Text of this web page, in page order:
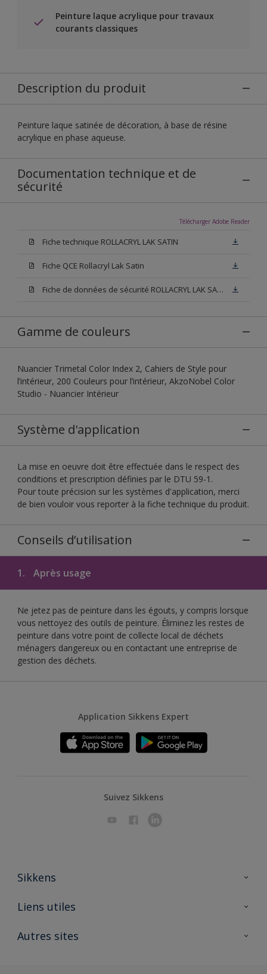
Peinture laque acrylique pour travaux
courants classiques
Description du produit
Peinture laque satinée de décoration, à base de résine
acrylique en phase aqueuse.
Documentation technique et de
sécurité
Télécharger Adobe Reader
Fiche technique ROLLACRYL LAK SATIN
Fiche QCE Rollacryl Lak Satin
Fiche de données de sécurité ROLLACRYL LAK SATIN
Gamme de couleurs
Nuancier Trimetal Color Index 2, Cahiers de Style pour
l’intérieur, 200 Couleurs pour l’intérieur, AkzoNobel Color
Studio - Nuancier Intérieur
Système d'application
La mise en oeuvre doit être effectuée dans le respect des
conditions et prescription définies par le DTU 59-1.
Pour toute précision sur les systèmes d'application, merci
de bien vouloir vous reporter à la fiche technique du produit.
Conseils d’utilisation
1. Après usage
Ne jetez pas de peinture dans les égouts, y compris lorsque
vous nettoyez des outils de peinture. Éliminez les restes de
peinture dans votre point de collecte local de déchets
ménagers dangereux ou en contactant une entreprise de
gestion des déchets.
Application Sikkens Expert
Suivez Sikkens
Sikkens
A propos de Sikkens
Liens utiles
Ouvrir un magasin PASS
Autres sites